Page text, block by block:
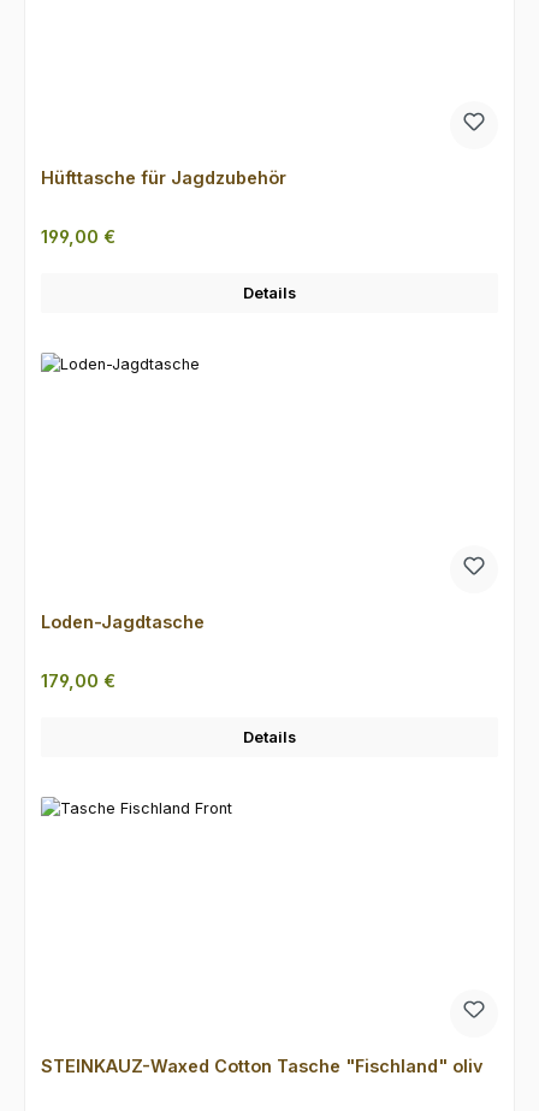
Hüfttasche für Jagdzubehör
Regulärer Preis:
199,00 €
Details
Loden-Jagdtasche
Regulärer Preis:
179,00 €
Details
STEINKAUZ-Waxed Cotton Tasche "Fischland" oliv